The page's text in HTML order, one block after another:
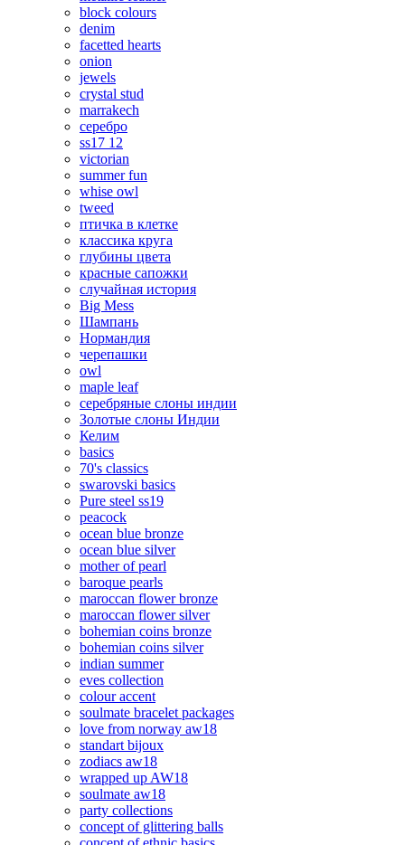
block colours
denim
facetted hearts
onion
jewels
crystal stud
marrakech
серебро
ss17 12
victorian
summer fun
whise owl
tweed
птичка в клетке
классика круга
глубины цвета
красные сапожки
случайная история
Big Mess
Шампань
Нормандия
черепашки
owl
maple leaf
серебряные слоны индии
Золотые слоны Индии
Келим
basics
70's classics
swarovski basics
Pure steel ss19
peacock
ocean blue bronze
ocean blue silver
mother of pearl
baroque pearls
maroccan flower bronze
maroccan flower silver
bohemian coins bronze
bohemian coins silver
indian summer
eves collection
colour accent
soulmate bracelet packages
love from norway aw18
standart bijoux
zodiacs aw18
wrapped up AW18
soulmate aw18
party collections
concept of glittering balls